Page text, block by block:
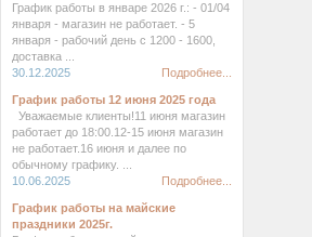
График работы в январе 2026 г.: - 01/04
января - магазин не работает. - 5
января - рабочий день с 1200 - 1600,
доставка ...
30.12.2025
Подробнее...
График работы 12 июня 2025 года
Уважаемые клиенты!11 июня магазин
работает до 18:00.12-15 июня магазин
не работает.16 июня и далее по
обычному графику. ...
10.06.2025
Подробнее...
График работы на майские
праздники 2025г.